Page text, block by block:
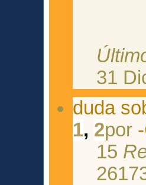
31
duda
1, 2por
15